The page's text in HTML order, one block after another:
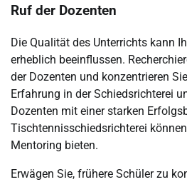
Ruf der Dozenten
Die Qualität des Unterrichts kann
erheblich beeinflussen.
der Dozenten und konzentrieren
Erfahrung in der Schiedsrichterei
Dozenten mit einer starken
Tischtennisschiedsrichterei
Mentoring bieten.
Erwägen Sie, frühere Schüler zu